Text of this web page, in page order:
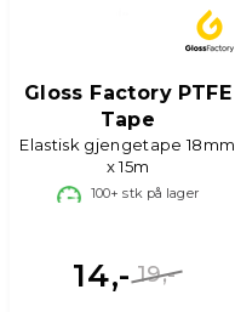
Gloss Factory PTFE
Tape
Elastisk gjengetape 18mm
x 15m
100+ stk på lager
19,-
14,-